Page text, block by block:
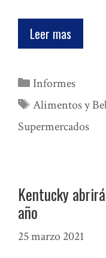
Leer mas
Categorías
Informes
Etiquetas
Alimentos y
Supermercados
Kentucky
año
25 marzo 2021